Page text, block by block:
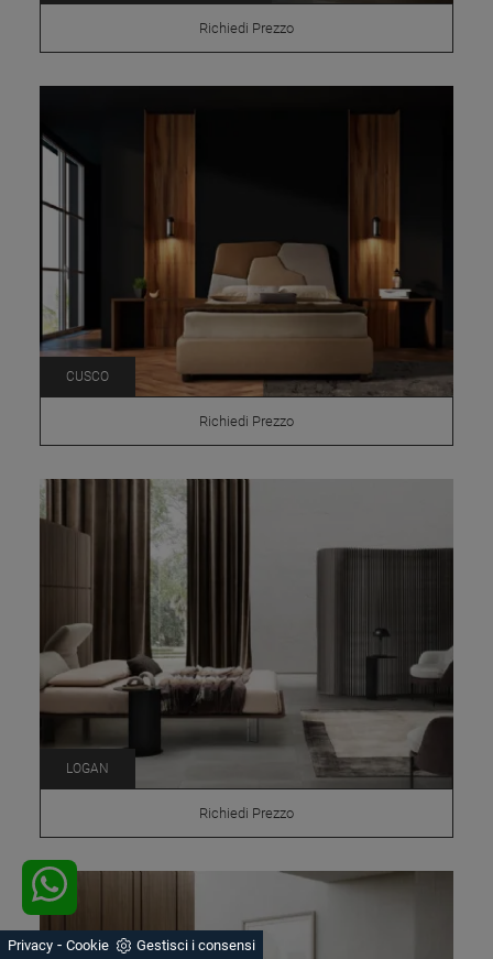
Richiedi Prezzo
CUSCO
Richiedi Prezzo
LOGAN
Richiedi Prezzo
Privacy - Cookie Gestisci i consensi